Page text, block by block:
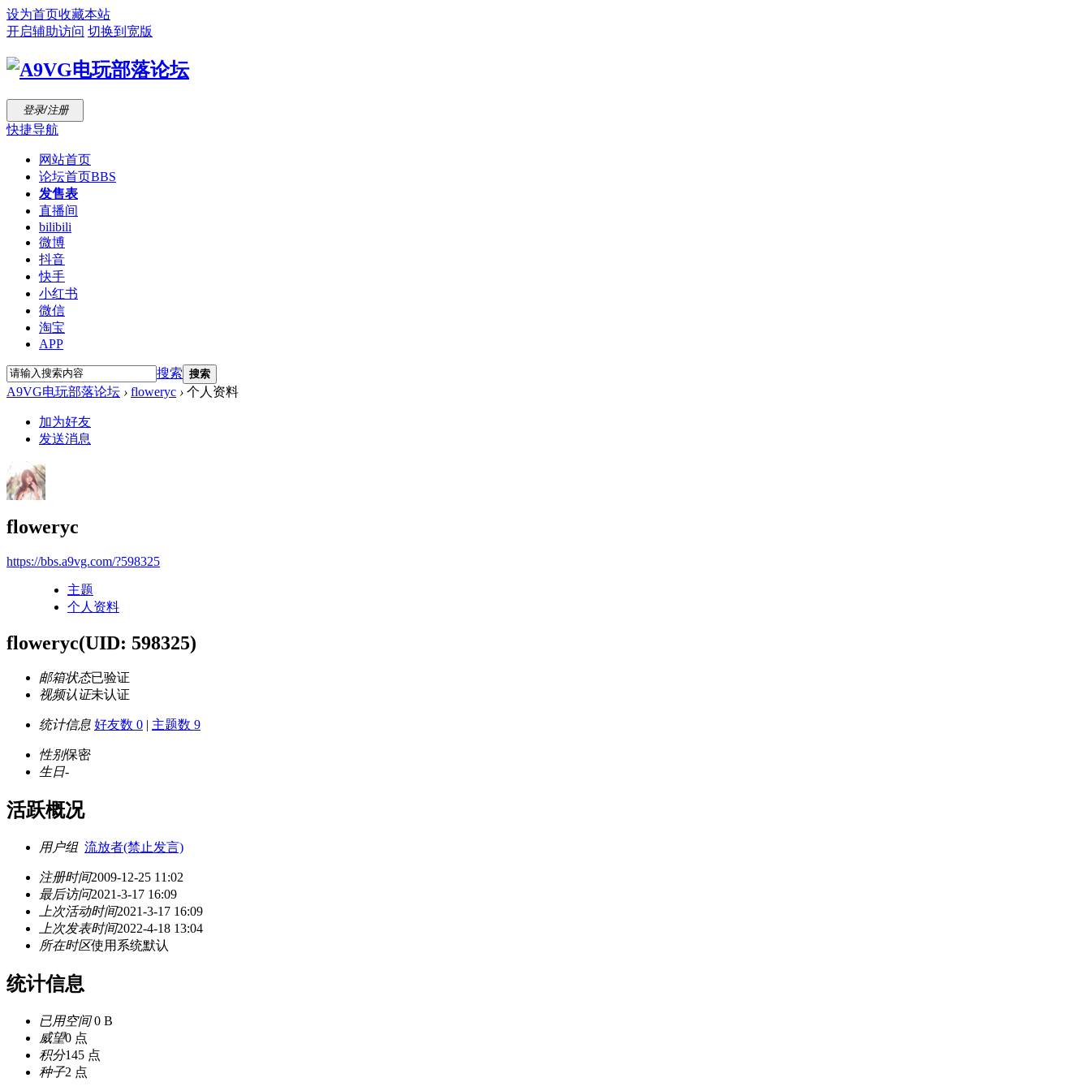
设为首页收藏本站
开启辅助访问 切换到宽版
登录/注册
快捷导航
网站首页
论坛首页BBS
发售表
直播间
bilibili
微博
抖音
快手
小红书
微信
淘宝
APP
搜索 搜索
A9VG电玩部落论坛 › floweryc › 个人资料
加为好友
发送消息
floweryc
https://bbs.a9vg.com/?598325
主题
个人资料
floweryc(UID: 598325)
邮箱状态已验证
视频认证未认证
统计信息 好友数 0 | 主题数 9
性别保密
生日-
活跃概况
用户组 流放者(禁止发言)
注册时间2009-12-25 11:02
最后访问2021-3-17 16:09
上次活动时间2021-3-17 16:09
上次发表时间2022-4-18 13:04
所在时区使用系统默认
统计信息
已用空间0 B
威望0 点
积分145 点
种子2 点